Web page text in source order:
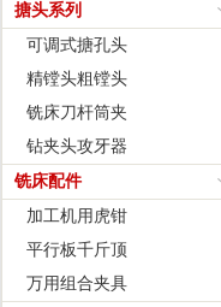
搪头系列
可调式搪孔头
精镗头粗镗头
铣床刀杆筒夹
钻夹头攻牙器
铣床配件
加工机用虎钳
平行板千斤顶
万用组合夹具